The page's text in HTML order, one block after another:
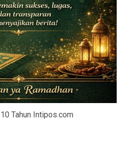
Tahun Intipos.com